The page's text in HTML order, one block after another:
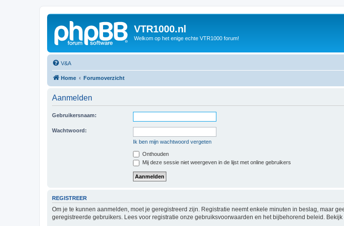
VTR1000.nl
Welkom op het enige echte VTR1000 forum!
V&A
Home Forumoverzicht
Aanmelden
Gebruikersnaam:
Wachtwoord:
Ik ben mijn wachtwoord vergeten
Onthouden
Mij deze sessie niet weergeven in de lijst met online gebruikers
REGISTREER
Om je te kunnen aanmelden, moet je geregistreerd zijn. Registratie neemt enkele minuten in beslag, maar
geregistreerde gebruikers. Lees voor registratie onze gebruiksvoorwaarden en het bijbehorend beleid.